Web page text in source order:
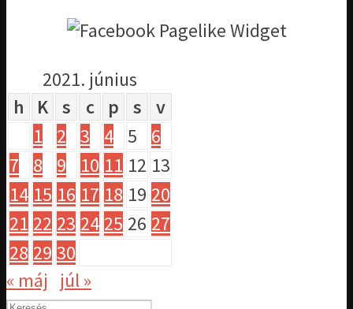
2021. június
h
K s c p s
v
1
2 3 4 5
6
7
8 9 10 11 12 13
14 15 16 17 18 19 20
21 22 23 24 25 26 27
28 29 30
« máj
júl »